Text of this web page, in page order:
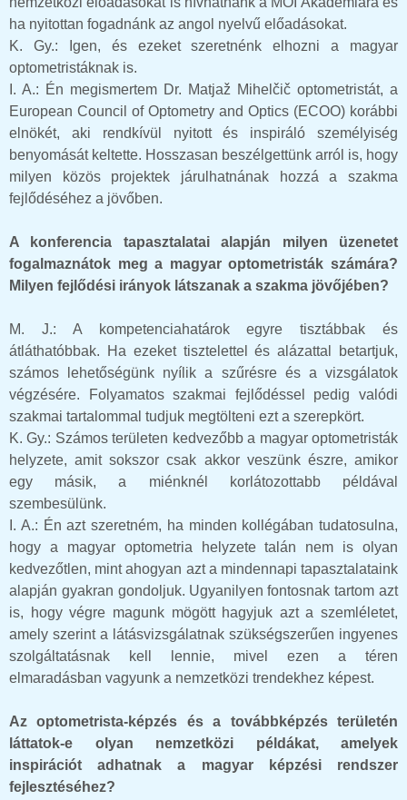
ha nyitottan fogadnánk az angol nyelvű előadásokat.
K. Gy.:
Igen, és ezeket szeretnénk elhozni a magyar
optometristáknak is.
I. A.: Én megismertem Dr. Matjaž Mihelčič optometristát, a
European Council of Optometry and Optics (ECOO) korábbi
elnökét, aki rendkívül nyitott és inspiráló személyiség
benyomását keltette. Hosszasan beszélgettünk arról is, hogy
milyen közös projektek járulhatnának hozzá a szakma
fejlődéséhez a jövőben.
A konferencia tapasztalatai alapján milyen üzenetet
fogalmaznátok meg a magyar optometristák számára?
Milyen fejlődési irányok látszanak a szakma jövőjében?
M. J.: A kompetenciahatárok egyre tisztábbak és
átláthatóbbak. Ha ezeket tisztelettel és alázattal betartjuk,
számos lehetőségünk nyílik a szűrésre és a vizsgálatok
végzésére. Folyamatos szakmai fejlődéssel pedig valódi
szakmai tartalommal tudjuk megtölteni ezt a szerepkört.
K. Gy.: Számos területen kedvezőbb a magyar optometristák
helyzete, amit sokszor csak akkor veszünk észre, amikor
egy másik, a miénknél korlátozottabb példával
szembesülünk.
I. A.: Én azt szeretném, ha minden kollégában tudatosulna,
hogy a magyar optometria helyzete talán nem is olyan
kedvezőtlen, mint ahogyan azt a mindennapi tapasztalataink
alapján gyakran gondoljuk. Ugyanilyen fontosnak tartom azt
is, hogy végre magunk mögött hagyjuk azt a szemléletet,
amely szerint a látásvizsgálatnak szükségszerűen ingyenes
szolgáltatásnak kell lennie, mivel ezen a téren
elmaradásban vagyunk a nemzetközi trendekhez képest.
Az optometrista-képzés és a továbbképzés területén
láttatok-e olyan nemzetközi példákat, amelyek
inspirációt adhatnak a magyar képzési rendszer
fejlesztéséhez?